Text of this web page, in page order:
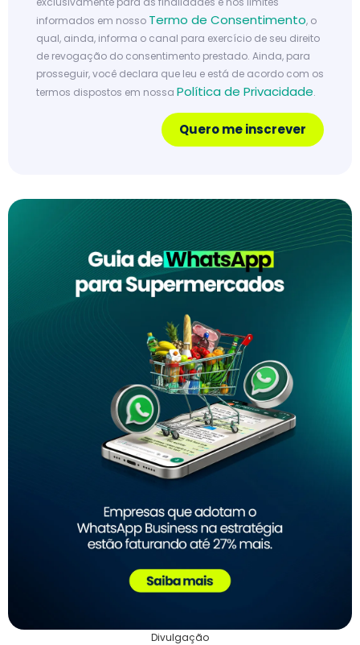
informados em nosso Termo de Consentimento, o
qual, ainda, informa o canal para exercício de seu direito
de revogação do consentimento prestado. Ainda, para
prosseguir, você declara que leu e está de acordo com os
termos dispostos em nossa Política de Privacidade.
Quero me inscrever
Divulgação